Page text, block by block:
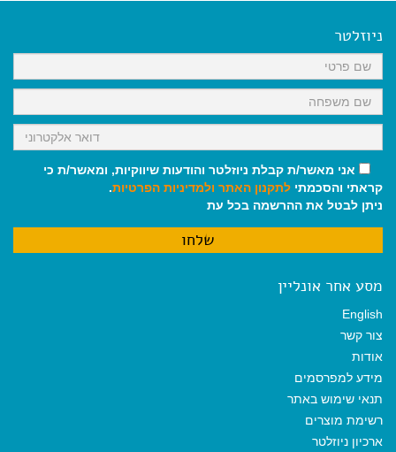
k
p
m
ניוזלטר
אני מאשר/ת קבלת ניוזלטר והודעות שיווקיות, ומאשר/ת כי
קראתי והסכמתי לתקנון האתר ולמדיניות הפרטיות.
ניתן לבטל את ההרשמה בכל עת
מסע אחר אונליין
English
צור קשר
אודות
מידע למפרסמים
תנאי שימוש באתר
רשימת מוצרים
ארכיון ניוזלטר